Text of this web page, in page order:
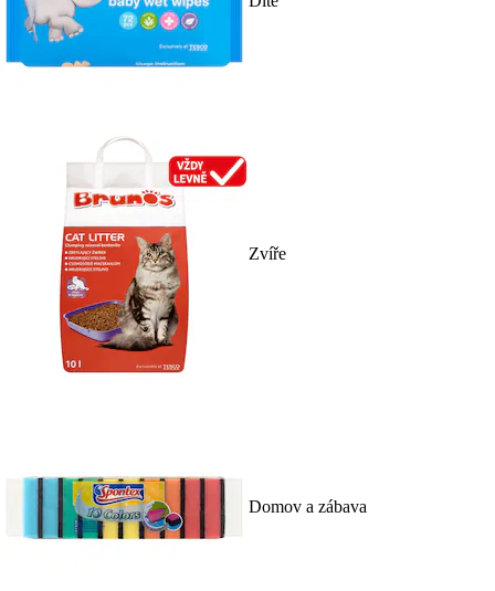
Zvíře
Domov a zábava